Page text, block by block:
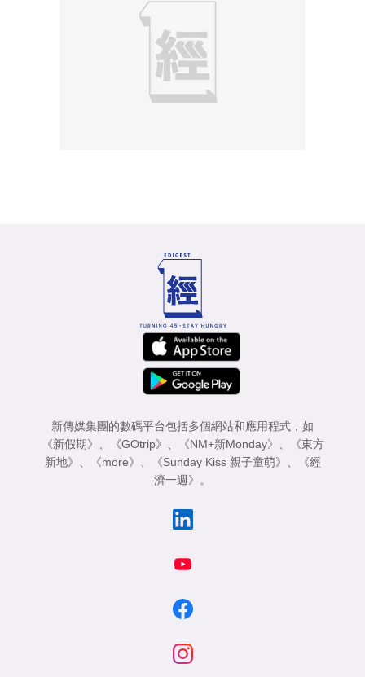
新傳媒集團的數碼平台包括多個網站和應用程式，如
《新假期》
《GOtrip》 《NM+新Monday》
《東方
新地》
《more》 《Sunday Kiss 親子童萌》
《經
濟一週》
。